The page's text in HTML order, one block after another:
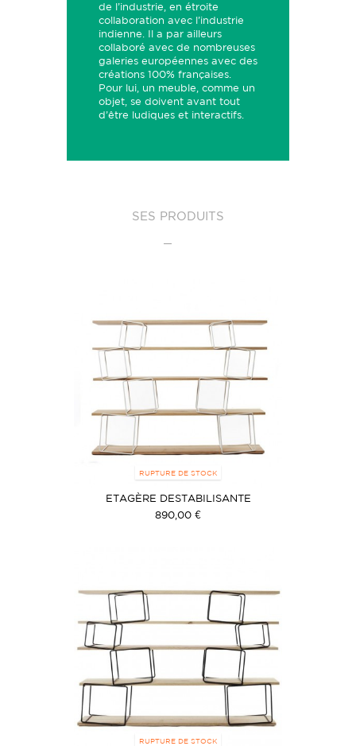
de l’industrie, en étroite
collaboration avec l’industrie
indienne. Il a par ailleurs
collaboré avec de nombreuses
galeries européennes avec des
créations 100% françaises.
Pour lui, un meuble, comme un
objet, se doivent avant tout
d’être ludiques et interactifs.
SES PRODUITS
RUPTURE DE STOCK
ETAGÈRE DESTABILISANTE
890,00 €
RUPTURE DE STOCK